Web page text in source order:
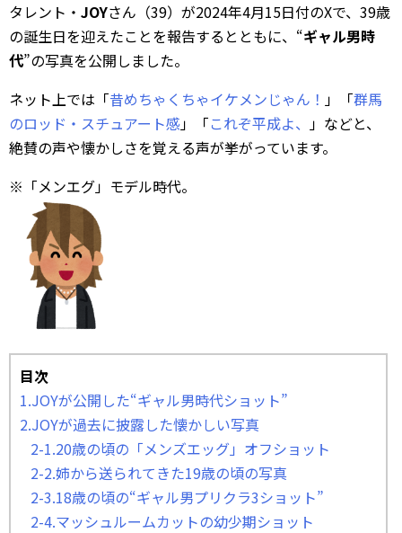
タレント・ JOYさん（39）が2024年4月15日付のXで、39歳
の誕生日を迎えたことを報告するとともに、“ギャル男時
代”の写真を公開しました。
ネット上では「昔めちゃくちゃイケメンじゃん！ 」「群馬
のロッド・スチュアート感」「これぞ平成よ、 」などと、
絶賛の声や懐かしさを覚える声が挙がっています。
※「メンエグ」モデル時代。
目次
1.JOYが公開した“ギャル男時代ショット”
2.JOYが過去に披露した懐かしい写真
2-1.20歳の頃の「メンズエッグ」オフショット
2-2.姉から送られてきた19歳の頃の写真
2-3.18歳の頃の“ギャル男プリクラ3ショット”
2-4.マッシュルームカットの幼少期ショット